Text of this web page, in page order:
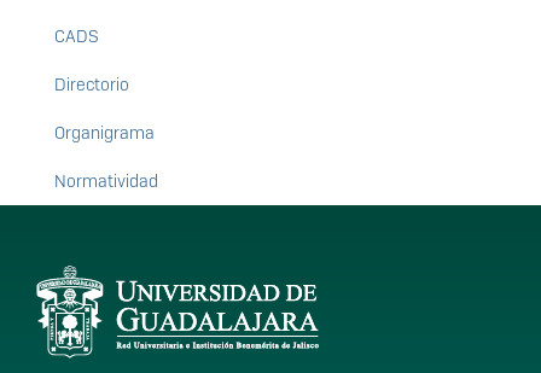
CADS
Directorio
Organigrama
Normatividad
Información del
portal